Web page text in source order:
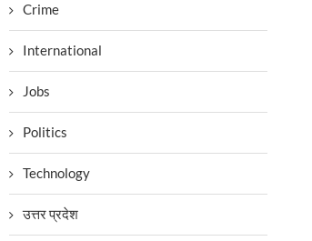
Crime
International
Jobs
Politics
Technology
उत्तर प्रदेश